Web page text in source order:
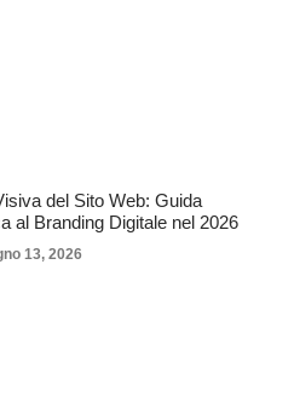
del Sito Web: Guida
al Branding Digitale nel 2026
13, 2026